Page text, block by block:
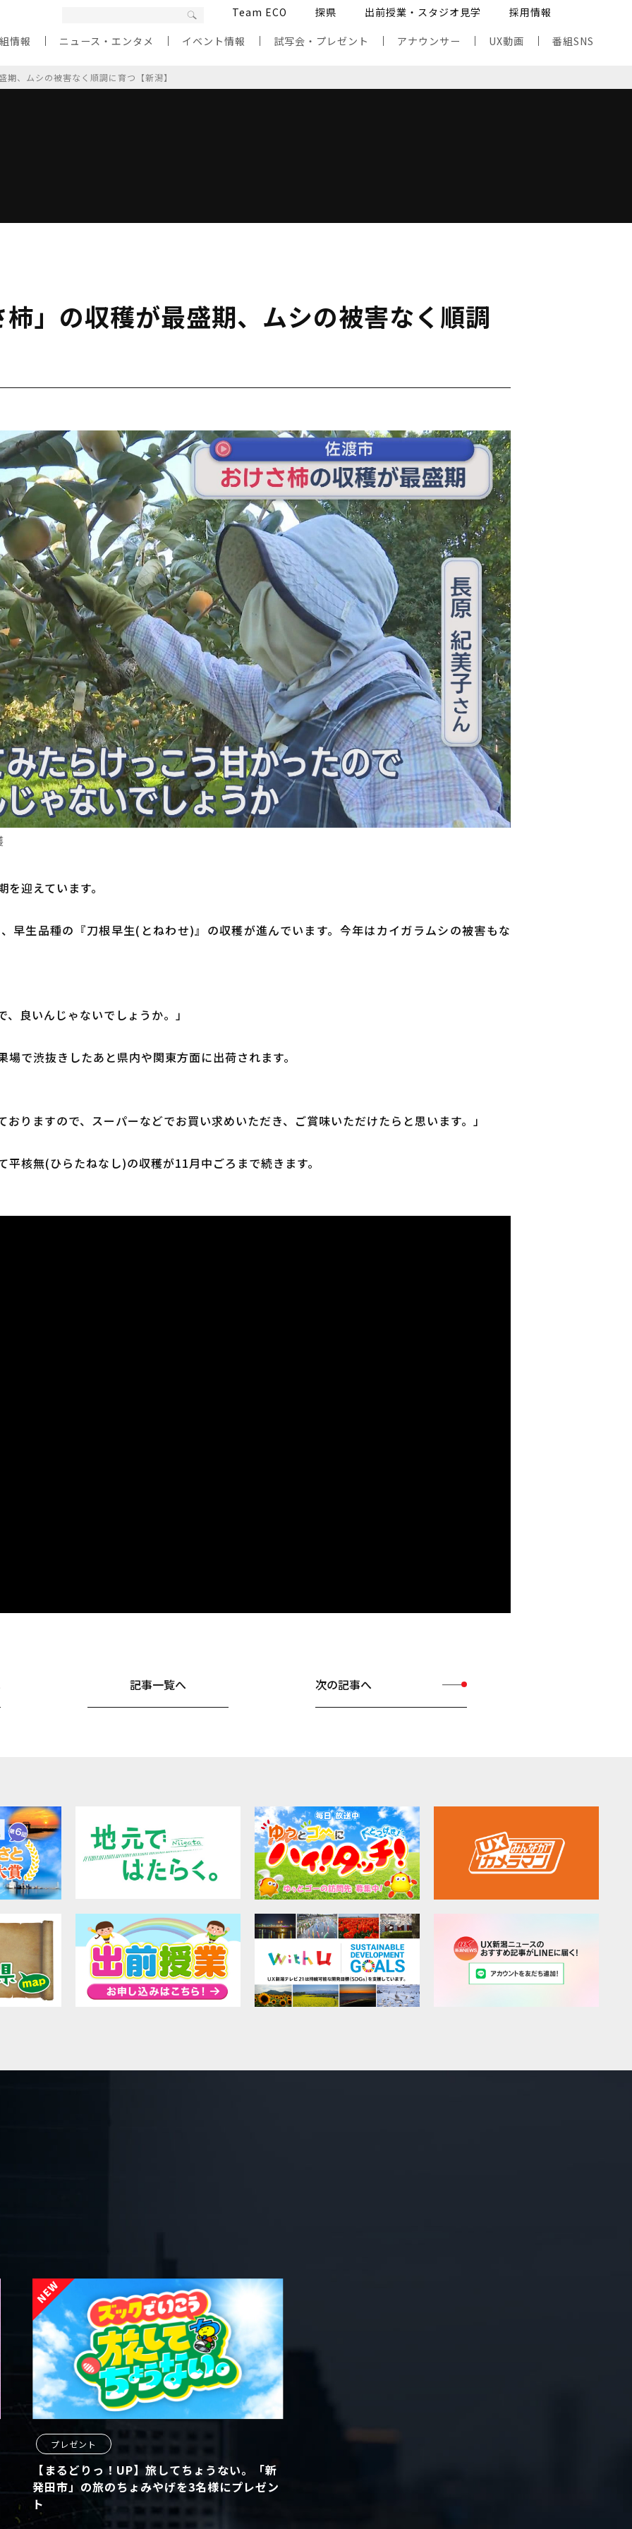
Team ECO 探県 出前授業・スタジオ見学 採用情報
情報 ニュース・エンタメ イベント情報 試写会・プレゼント アナウンサー UX動画 番組SNS
、ムシの被害なく順調に育つ【新潟】
」の収穫が最盛期、ムシの被害なく順調
迎えています。
早生品種の『刀根早生(とねわせ)』の収穫が進んでいます。今年はカイガラムシの被害もな
良いんじゃないでしょうか。」
で渋抜きしたあと県内や関東方面に出荷されます。
りますので、スーパーなどでお買い求めいただき、ご賞味いただけたらと思います。」
核無(ひらたねなし)の収穫が11月中ごろまで続きます。
記事一覧へ 次の記事へ
プレゼント
【まるどりっ！UP】旅してちょうない。「新
発田市」の旅のちょみやげを3名様にプレゼン
ト